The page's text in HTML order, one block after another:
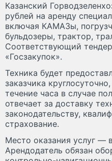
Казанский
рублей на аренду
включая КАМАЗы,
бульдозеры, трактор,
Соответствующий
«Госзакупок».
Техника будет
заказчика
течение часа в случае
отвечает за доставку
законодательству,
страхование.
Место оказания услуг —
Арендодатель обязан